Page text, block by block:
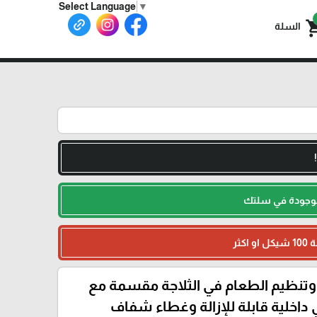
Select Language ▼
السلة
في سلتك
الطعام في الثلاجة مقسمة مع
قابلة للإزالة وغطاء شفاف